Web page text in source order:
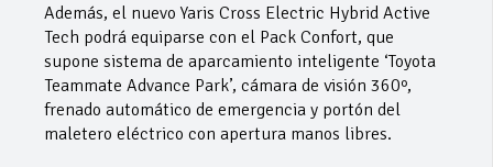
Además, el nuevo Yaris Cross Electric Hybrid Active
Tech podrá equiparse con el Pack Confort, que
supone sistema de aparcamiento inteligente ‘Toyota
Teammate Advance Park’, cámara de visión 360º,
frenado automático de emergencia y portón del
maletero eléctrico con apertura manos libres.